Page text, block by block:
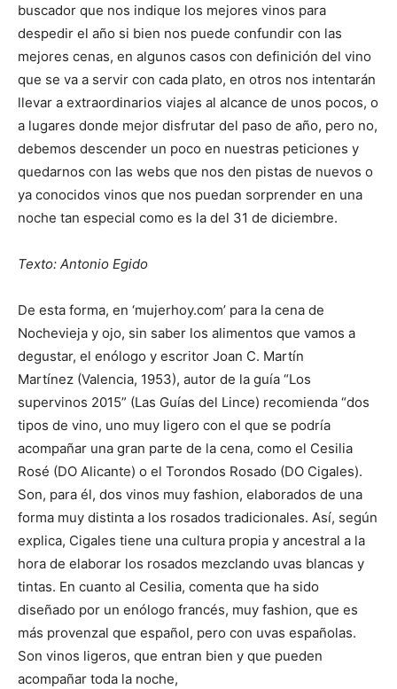
buscador que nos indique los mejores vinos para
despedir el año si bien nos puede confundir con las
mejores cenas, en algunos casos con definición del vino
que se va a servir con cada plato, en otros nos intentarán
llevar a extraordinarios viajes al alcance de unos pocos, o
a lugares donde mejor disfrutar del paso de año, pero no,
debemos descender un poco en nuestras peticiones y
quedarnos con las webs que nos den pistas de nuevos o
ya conocidos vinos que nos puedan sorprender en una
noche tan especial como es la del 31 de diciembre.
Texto: Antonio Egido
De esta forma, en ‘mujerhoy.com’ para la cena de
Nochevieja y ojo, sin saber los alimentos que vamos a
degustar, el enólogo y escritor Joan C. Martín
Martínez (Valencia, 1953), autor de la guía “Los
supervinos 2015” (Las Guías del Lince) recomienda “dos
tipos de vino, uno muy ligero con el que se podría
acompañar una gran parte de la cena, como el Cesilia
Rosé (DO Alicante) o el Torondos Rosado (DO Cigales).
Son, para él, dos vinos muy fashion, elaborados de una
forma muy distinta a los rosados tradicionales. Así, según
explica, Cigales tiene una cultura propia y ancestral a la
hora de elaborar los rosados mezclando uvas blancas y
tintas. En cuanto al Cesilia, comenta que ha sido
diseñado por un enólogo francés, muy fashion, que es
más provenzal que español, pero con uvas españolas.
Son vinos ligeros, que entran bien y que pueden
acompañar toda la noche,